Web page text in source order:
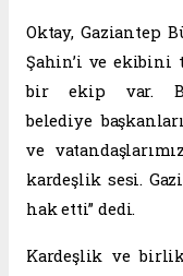
Oktay, Gaziantep
Şahin’i ve ekibini
bir ekip var.
belediye
ve
kardeşlik sesi.
hak etti” dedi.
Kardeşlik ve